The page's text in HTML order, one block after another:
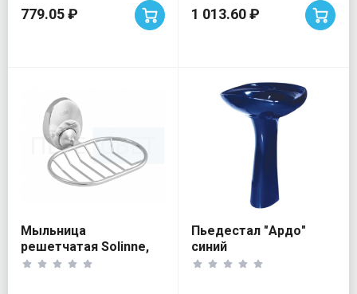
779.05 ₽ 1 013.60 ₽
Мыльница
решетчатая Solinne,
16032
Пьедестал "Ардо"
синий